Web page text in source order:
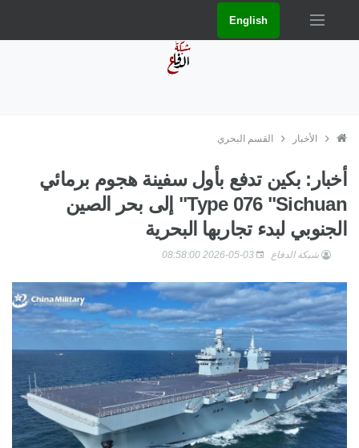
English
الأخبار القسم البحري
أخبار: بكين تدفع بأول سفينة هجوم برمائي
Type 076 "Sichuan" إلى بحر الصين
الجنوبي لبدء تجاربها البحرية
شبكة الدفاع